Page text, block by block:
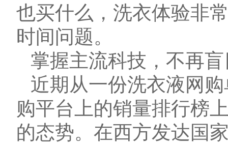
也买什么，洗衣体验非
时间问题。
掌握主流科技，不再
近期从一份洗衣液网
购平台上的销量排行榜
的态势。在西方发达国